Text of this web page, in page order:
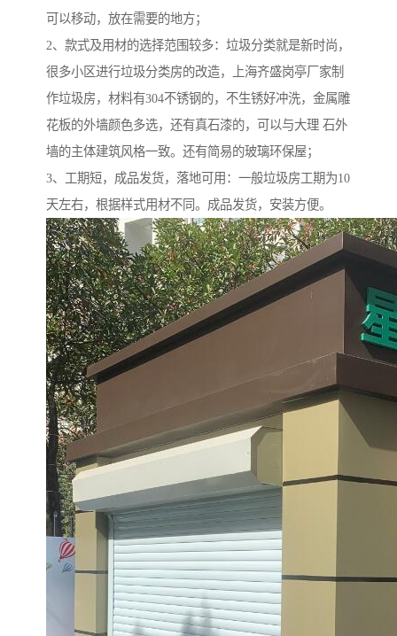
可以移动，放在需要的地方；
2、款式及用材的选择范围较多：垃圾分类就是新时尚，
很多小区进行垃圾分类房的改造，上海齐盛岗亭厂家制
作垃圾房，材料有304不锈钢的，不生锈好冲洗，金属雕
花板的外墙颜色多选，还有真石漆的，可以与大理 石外
墙的主体建筑风格一致。还有简易的玻璃环保屋；
3、工期短，成品发货，落地可用：一般垃圾房工期为10
天左右，根据样式用材不同。成品发货，安装方便。